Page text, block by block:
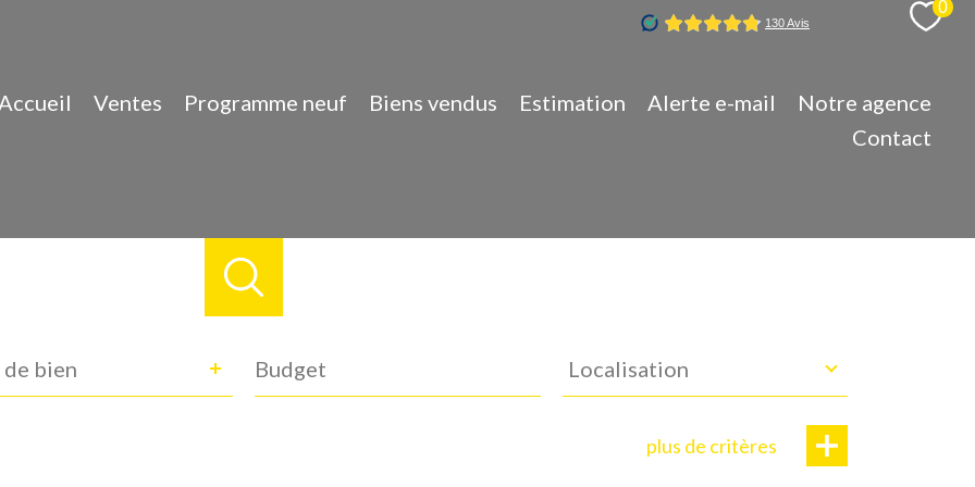
0
Accueil Ventes Programme neuf Biens vendus Estimation Alerte e-mail
Notre agence
Contact
de bien Localisation
plus de critères